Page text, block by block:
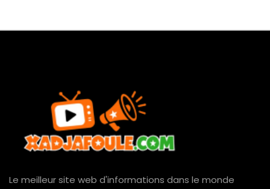
Le meilleur site web d'informations dans le monde